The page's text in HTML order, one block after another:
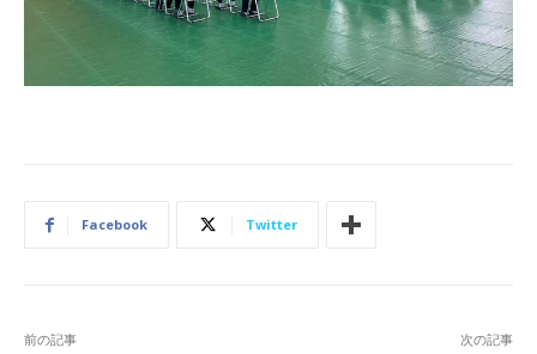
Facebook Twitter
前の記事 次の記事